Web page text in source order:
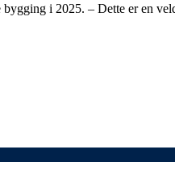
i 2025. – Dette er en